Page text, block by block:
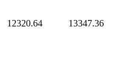
12320.64 13347.36